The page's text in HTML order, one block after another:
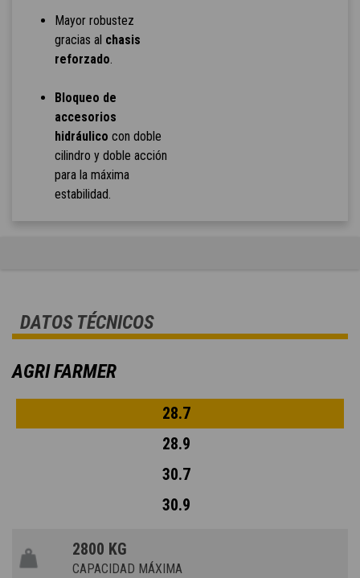
Mayor robustez
gracias al chasis
reforzado.
Bloqueo de
accesorios
hidráulico con doble
cilindro y doble acción
para la máxima
estabilidad.
DATOS TÉCNICOS
AGRI FARMER
28.7
28.9
30.7
30.9
2800 KG
CAPACIDAD MÁXIMA